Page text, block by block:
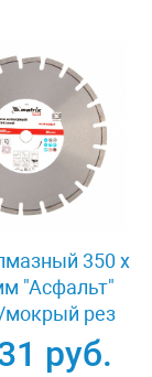
350 х
"Асфальт"
мокрый рез
731073
руб.